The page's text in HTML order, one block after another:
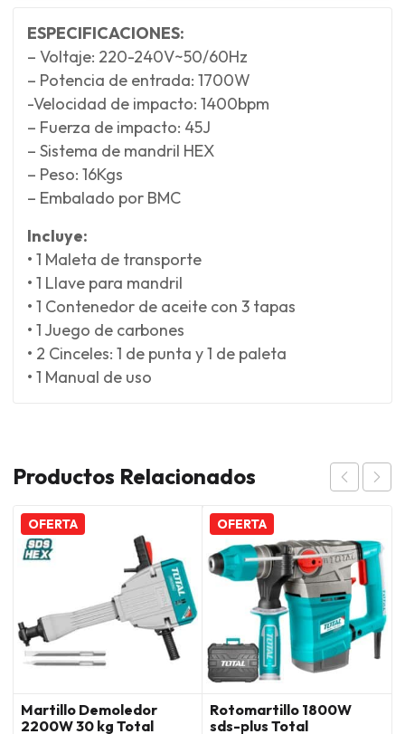
ESPECIFICACIONES:
– Voltaje: 220-240V~50/60Hz
– Potencia de entrada: 1700W
-Velocidad de impacto: 1400bpm
– Fuerza de impacto: 45J
– Sistema de mandril HEX
– Peso: 16Kgs
– Embalado por BMC
Incluye:
• 1 Maleta de transporte
• 1 Llave para mandril
• 1 Contenedor de aceite con 3 tapas
• 1 Juego de carbones
• 2 Cinceles: 1 de punta y 1 de paleta
• 1 Manual de uso
Productos Relacionados
OFERTA
Martillo Demoledor
2200W 30 kg Total
OFERTA
Rotomartillo 1800W
sds-plus Total